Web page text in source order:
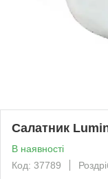
Салатник
В наявності
Код: 37789